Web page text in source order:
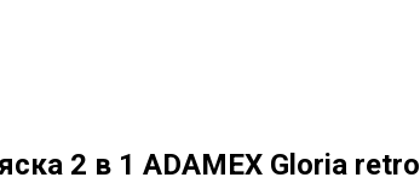
2 в 1 ADAMEX Gloria retro